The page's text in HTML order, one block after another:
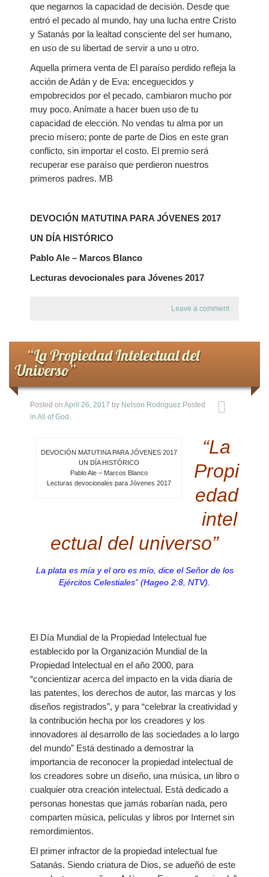
que negarnos la capacidad de decisión. Desde que
entró el pecado al mundo, hay una lucha entre Cristo
y Satanás por la lealtad consciente del ser humano,
en uso de su libertad de servir a uno u otro.
Aquella primera venta de El paraíso perdido refleja la
acción de Adán y de Eva: enceguecidos y
empobrecidos por el pecado, cambiaron mucho por
muy poco. Anímate a hacer buen uso de tu
capacidad de elección. No vendas tu alma por un
precio mísero; ponte de parte de Dios en este gran
conflicto, sin importar el costo. El premio será
recuperar ese paraíso que perdieron nuestros
primeros padres. MB
DEVOCIÓN MATUTINA PARA JÓVENES 2017
UN DÍA HISTÓRICO
Pablo Ale – Marcos Blanco
Lecturas devocionales para Jóvenes 2017
Leave a comment .
“La Propiedad Intelectual del
Universo”
Posted on April 26, 2017 by Nelson Rodriguez Posted
in All of God .
DEVOCIÓN MATUTINA PARA JÓVENES 2017
UN DÍA HISTÓRICO
Pablo Ale – Marcos Blanco
Lecturas devocionales para Jóvenes 2017
“La
Propi
edad
intel
ectual del universo”
La plata es mía y el oro es mío, dice el Señor de los
Ejércitos Celestiales” (Hageo 2:8, NTV).
El Día Mundial de la Propiedad Intelectual fue
establecido por la Organización Mundial de la
Propiedad Intelectual en el año 2000, para
“concientizar acerca del impacto en la vida diaria de
las patentes, los derechos de autor, las marcas y los
diseños registrados”, y para “celebrar la creatividad y
la contribución hecha por los creadores y los
innovadores al desarrollo de las sociedades a lo largo
del mundo” Está destinado a demostrar la
importancia de reconocer la propiedad intelectual de
los creadores sobre un diseño, una música, un libro o
cualquier otra creación intelectual. Está dedicado a
personas honestas que jamás robarían nada, pero
comparten música, películas y libros por Internet sin
remordimientos.
El primer infractor de la propiedad intelectual fue
Satanás. Siendo criatura de Dios, se adueñó de este